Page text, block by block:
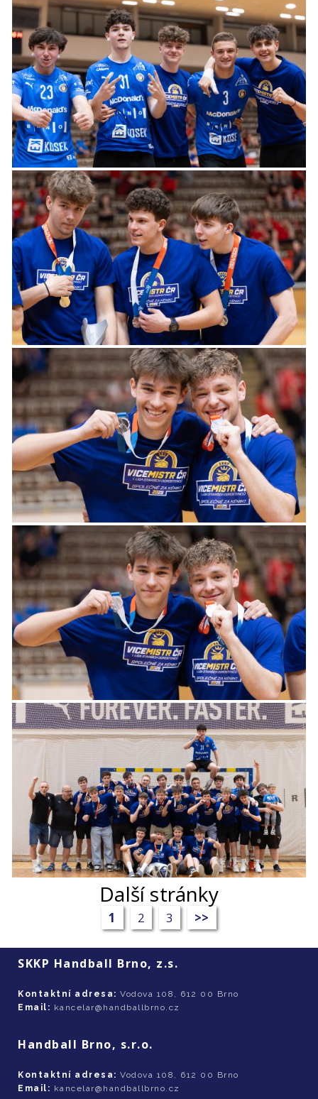
Další stránky
1 2 3 >>
SKKP Handball Brno, z.s.
Kontaktní adresa: Vodova 108, 612 00 Brno
Email: kancelar@handballbrno.cz
Handball Brno, s.r.o.
Kontaktní adresa: Vodova 108, 612 00 Brno
Email: kancelar@handballbrno.cz